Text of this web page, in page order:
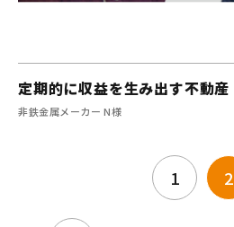
定期的に収益を生み出す不動産
非鉄金属メーカー N様
1 2